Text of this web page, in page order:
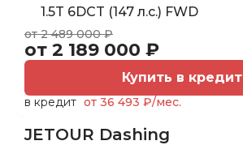
1.5T 6DCT (147 л.с.) FWD
от 2 489 000 ₽
от 2 189 000 ₽
Купить в кредит
в кредит от 36 493 ₽/мес.
JETOUR Dashing